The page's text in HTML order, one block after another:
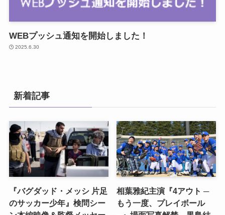
WEBプッシュ通知を開始しました！
2025.6.30
新着記事
『バグダッド・メッシ 片足
のサッカー少年』検問シー
相葉雅紀主演『4アウト ─
もう一度、プレイボール